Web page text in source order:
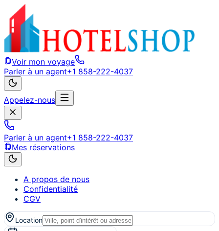
Voir mon voyage
Parler à un agent+1 858-222-4037
Appelez-nous
Parler à un agent+1 858-222-4037
Mes réservations
A propos de nous
Confidentialité
CGV
Location